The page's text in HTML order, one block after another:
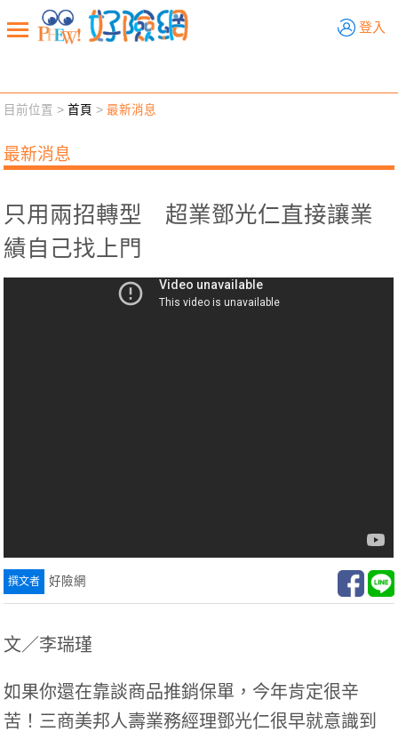
登入
新聞觀點 業務交流
退休先準備 好險學堂 輔銷工具 活動專區
目前位置 >首頁 >最新消息
最新消息
只用兩招轉型 超業鄧光仁直接讓業
績自己找上門
好險網
文／李瑞瑾
如果你還在靠談商品推銷保單，今年肯定很辛
苦！三商美邦人壽業務經理鄧光仁很早就意識到